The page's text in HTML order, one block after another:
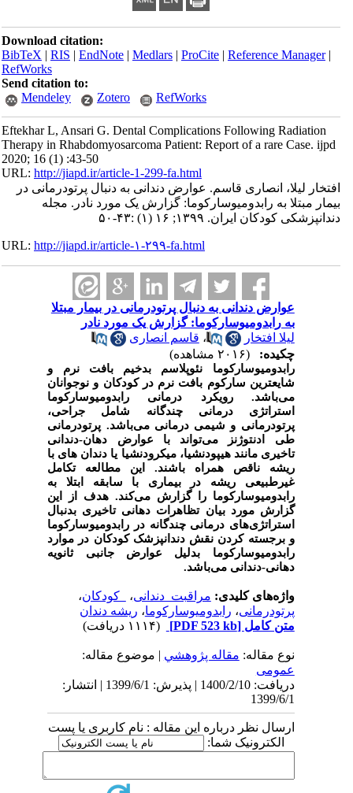
Download citation:
BibTeX|RIS|EndNote|Medlars|ProCite|Reference Manager
RefWorks
Send citation to:
Mendeley
Zotero RefWorks
Eftekhar L, Ansari G. Dental Complications Following Radiation
Therapy in Rhabdomyosarcoma Patient: Report of a rare Case. ijpd
2020; 16 (1) :43-50
URL:http://jiapd.ir/article-1-299-fa.html
افتخار لیلا، انصاری قاسم. عوارض دندانی به دنبال پرتودرمانی در
بیمار مبتلا به رابدومیوسارکوما: گزارش یک مورد نادر. مجله
دندانپزشکی کودکان ایران. ۱۳۹۹; ۱۶ (۱) :۴۳-۵۰
URL:http://jiapd.ir/article-۱-۲۹۹-fa.html
عوارض دندانی به دنبال پرتودرمانی در بیمار مبتلا
به رابدومیوسارکوما: گزارش یک مورد نادر
لیلا افتخار
،قاسم انصاری
چکیده:
رابدومیوسارکوما نئوپلاسم بدخیم بافت نرم و
شایعترین سارکوم بافت نرم در کودکان و نوجوانان
می‌باشد. رویکرد درمانی رابدومیوسارکوما
استراتژی درمانی چندگانه شامل جراحی،
پرتودرمانی و شیمی درمانی می‌باشد. پرتودرمانی
طی ادنتوژنز می‌تواند با عوارض دهان-دندانی
تاخیری مانند هیپودنشیا، میکرودنشیا یا دندان های با
ریشه ناقص همراه باشند. این مطالعه تکامل
غیرطبیعی ریشه در بیماری با سابقه ابتلا به
رابدومیوسارکوما را گزارش می‌کند. هدف از این
گزارش مورد بیان تظاهرات دهانی تاخیری بدنبال
استراتژی‌های درمانی چندگانه در رابدومیوسارکوما
و برجسته کردن نقش دندانپزشک کودکان در موارد
رابدومیوسارکوما بدلیل عوارض جانبی ثانویه
دهانی-دندانی می‌باشد.
واژه‌های کلیدی:مراقبت‌ دندانی،کودکان،
پرتودرمانی،رابدومیوسارکوما،ریشه دندان
متن کامل[PDF 523 kb]
نوع مقاله:مقاله پژوهشي| موضوع مقاله:
عمومى
دریافت: 1400/2/10 | پذیرش: 1399/6/1 | انتشار:
1399/6/1
ارسال نظر درباره این مقاله : نام کاربری یا پست
الکترونیک شما: